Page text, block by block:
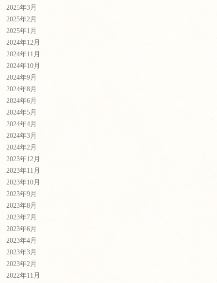
2025年3月
2025年2月
2025年1月
2024年12月
2024年11月
2024年10月
2024年9月
2024年8月
2024年6月
2024年5月
2024年4月
2024年3月
2024年2月
2023年12月
2023年11月
2023年10月
2023年9月
2023年8月
2023年7月
2023年6月
2023年4月
2023年3月
2023年2月
2022年11月